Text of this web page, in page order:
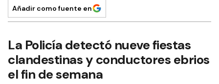
Añadir como fuente en
La Policía detectó nueve fiestas
clandestinas y conductores ebrios
el fin de semana